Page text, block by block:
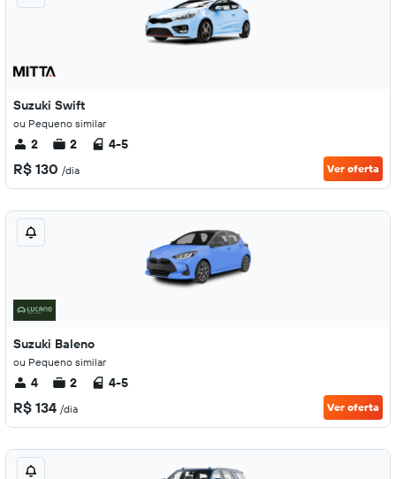
Suzuki Swift
ou Pequeno similar
2 2 4-5
R$ 130 /dia Ver oferta
Suzuki Baleno
ou Pequeno similar
4 2 4-5
R$ 134 /dia Ver oferta